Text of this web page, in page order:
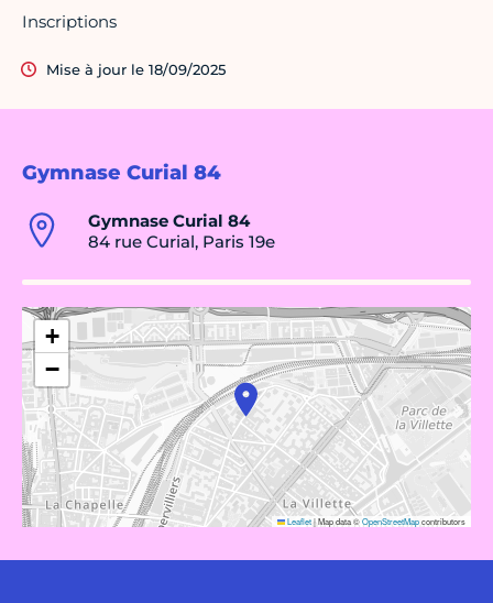
Gymnase Curial 84
Gymnase Curial 84
84 rue Curial, Paris 19e
+
−
Leaflet|Map data ©OpenStreetMapcontributors
Inscriptions
Mise à jour le 18/09/2025